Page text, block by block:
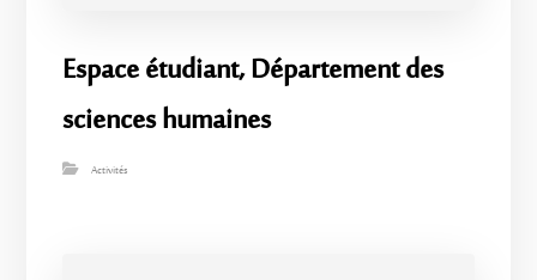
Espace étudiant, Département des
sciences humaines
Activités